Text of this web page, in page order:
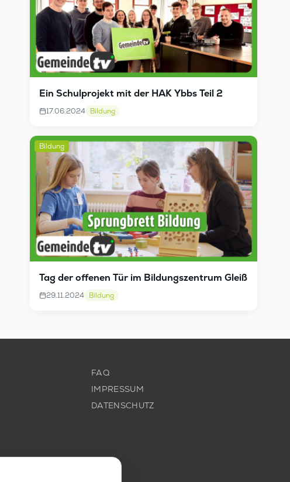
Ein Schulprojekt mit der HAK Ybbs Teil 2
17.06.2024 Bildung
Bildung
Tag der offenen Tür im Bildungszentrum Gleiß
29.11.2024 Bildung
FAQ
IMPRESSUM
DATENSCHUTZ